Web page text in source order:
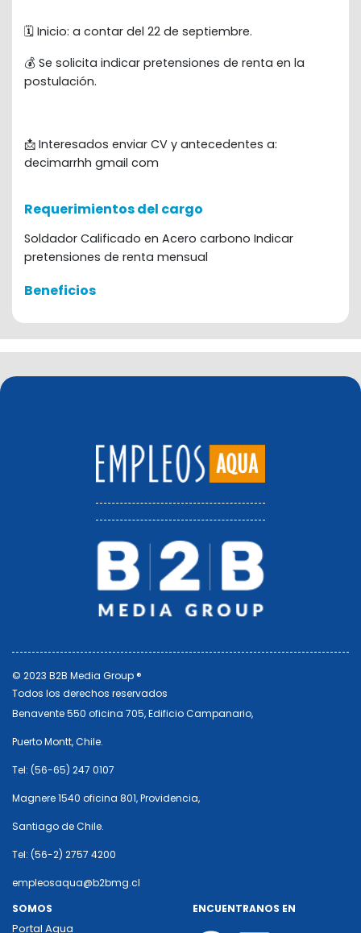
🗓️ Inicio: a contar del 22 de septiembre.
💰 Se solicita indicar pretensiones de renta en la
postulación.
📩 Interesados enviar CV y antecedentes a:
decimarrhh gmail com
Requerimientos del cargo
Soldador Calificado en Acero carbono Indicar
pretensiones de renta mensual
Beneficios
© 2023 B2B Media Group ®
Todos los derechos reservados
Benavente 550 oficina 705, Edificio Campanario,
Puerto Montt, Chile.
Tel: (56-65) 247 0107
Magnere 1540 oficina 801, Providencia,
Santiago de Chile.
Tel: (56-2) 2757 4200
empleosaqua@b2bmg.cl
SOMOS
Portal Aqua
ENCUENTRANOS EN